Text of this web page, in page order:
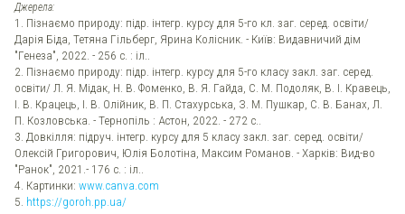
Джерела:
1. Пізнаємо природу: підр. інтегр. курсу для 5-го кл. заг. серед. освіти/
Дарія Біда, Тетяна Гільберг, Ярина Колісник. - Київ: Видавничий дім
"Генеза", 2022. - 256 с. : іл..
2. Пізнаємо природу: підр. інтегр. курсу для 5-го класу закл. заг. серед.
освіти/ Л. Я. Мідак, Н. В. Фоменко, В. Я. Гайда, С. М. Подоляк, В. І. Кравець,
І. В. Крацець, І. В. Олійник, В. П. Стахурська, З. М. Пушкар, С. В. Банах, Л.
П. Козловська. - Тернопіль : Астон, 2022. - 272 с..
3. Довкілля: підруч. інтегр. курсу для 5 класу закл. заг. серед. освіти/
Олексій Григорович, Юлія Болотіна, Максим Романов. - Харків: Вид-во
"Ранок", 2021.- 176 с. : іл..
4. Картинки: www.canva.com
5. https://goroh.pp.ua/